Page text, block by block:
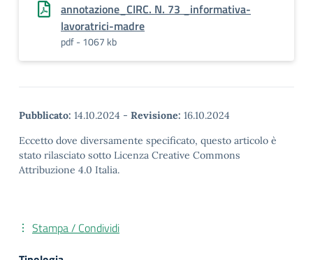
annotazione_CIRC. N. 73 _informativa-
lavoratrici-madre
pdf - 1067 kb
Pubblicato: 14.10.2024 - Revisione: 16.10.2024
Eccetto dove diversamente specificato, questo articolo è
stato rilasciato sotto Licenza Creative Commons
Attribuzione 4.0 Italia.
Stampa / Condividi